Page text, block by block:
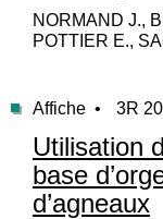
NORMAND J.,
POTTIER E.,
Affiche • 3R
Utilisation
base
d’agneaux